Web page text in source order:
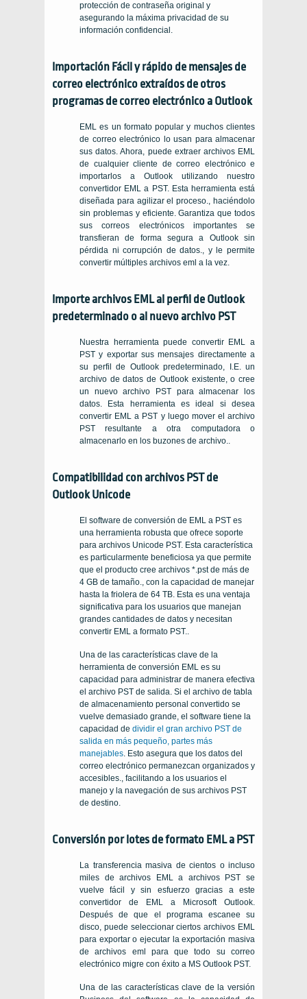
protección de contraseña original y
asegurando la máxima privacidad de su
información confidencial.
Importación Fácil y rápido de mensajes de
correo electrónico extraídos de otros
programas de correo electrónico a Outlook
EML es un formato popular y muchos clientes
de correo electrónico lo usan para almacenar
sus datos. Ahora, puede extraer archivos EML
de cualquier cliente de correo electrónico e
importarlos a Outlook utilizando nuestro
convertidor EML a PST. Esta herramienta está
diseñada para agilizar el proceso., haciéndolo
sin problemas y eficiente. Garantiza que todos
sus correos electrónicos importantes se
transfieran de forma segura a Outlook sin
pérdida ni corrupción de datos., y le permite
convertir múltiples archivos eml a la vez.
Importe archivos EML al perfil de Outlook
predeterminado o al nuevo archivo PST
Nuestra herramienta puede convertir EML a
PST y exportar sus mensajes directamente a
su perfil de Outlook predeterminado, I.E. un
archivo de datos de Outlook existente, o cree
un nuevo archivo PST para almacenar los
datos. Esta herramienta es ideal si desea
convertir EML a PST y luego mover el archivo
PST resultante a otra computadora o
almacenarlo en los buzones de archivo..
Compatibilidad con archivos PST de
Outlook Unicode
El software de conversión de EML a PST es
una herramienta robusta que ofrece soporte
para archivos Unicode PST. Esta característica
es particularmente beneficiosa ya que permite
que el producto cree archivos *.pst de más de
4 GB de tamaño., con la capacidad de manejar
hasta la friolera de 64 TB. Esta es una ventaja
significativa para los usuarios que manejan
grandes cantidades de datos y necesitan
convertir EML a formato PST..
Una de las características clave de la
herramienta de conversión EML es su
capacidad para administrar de manera efectiva
el archivo PST de salida. Si el archivo de tabla
de almacenamiento personal convertido se
vuelve demasiado grande, el software tiene la
capacidad de dividir el gran archivo PST de
salida en más pequeño, partes más
manejables. Esto asegura que los datos del
correo electrónico permanezcan organizados y
accesibles., facilitando a los usuarios el
manejo y la navegación de sus archivos PST
de destino.
Conversión por lotes de formato EML a PST
La transferencia masiva de cientos o incluso
miles de archivos EML a archivos PST se
vuelve fácil y sin esfuerzo gracias a este
convertidor de EML a Microsoft Outlook.
Después de que el programa escanee su
disco, puede seleccionar ciertos archivos EML
para exportar o ejecutar la exportación masiva
de archivos eml para que todo su correo
electrónico migre con éxito a MS Outlook PST.
Una de las características clave de la versión